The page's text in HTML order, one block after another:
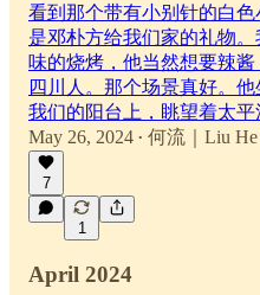
看到那个带有小别针的白
是邓朴方给我们家的礼物
味的烧烤，他当然想要辣
四川人。那个场景真好。
我们的阳台上，眺望着太平
May 26, 2024 • 何流｜Liu He
7
1
April 2024